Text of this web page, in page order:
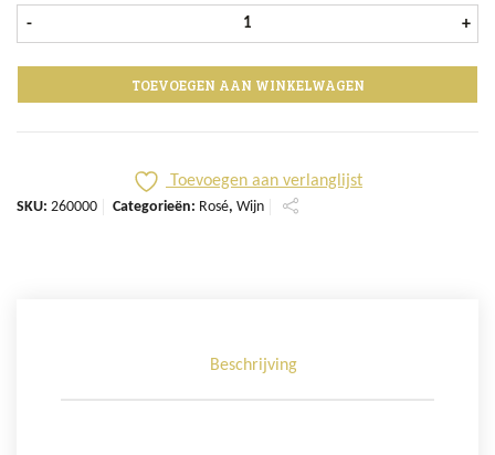
- Torres de Casta Rosado fles 75 cl
+
TOEVOEGEN AAN WINKELWAGEN
Toevoegen aan verlanglijst
SKU: 260000 Categorieën: Rosé, Wijn
Beschrijving